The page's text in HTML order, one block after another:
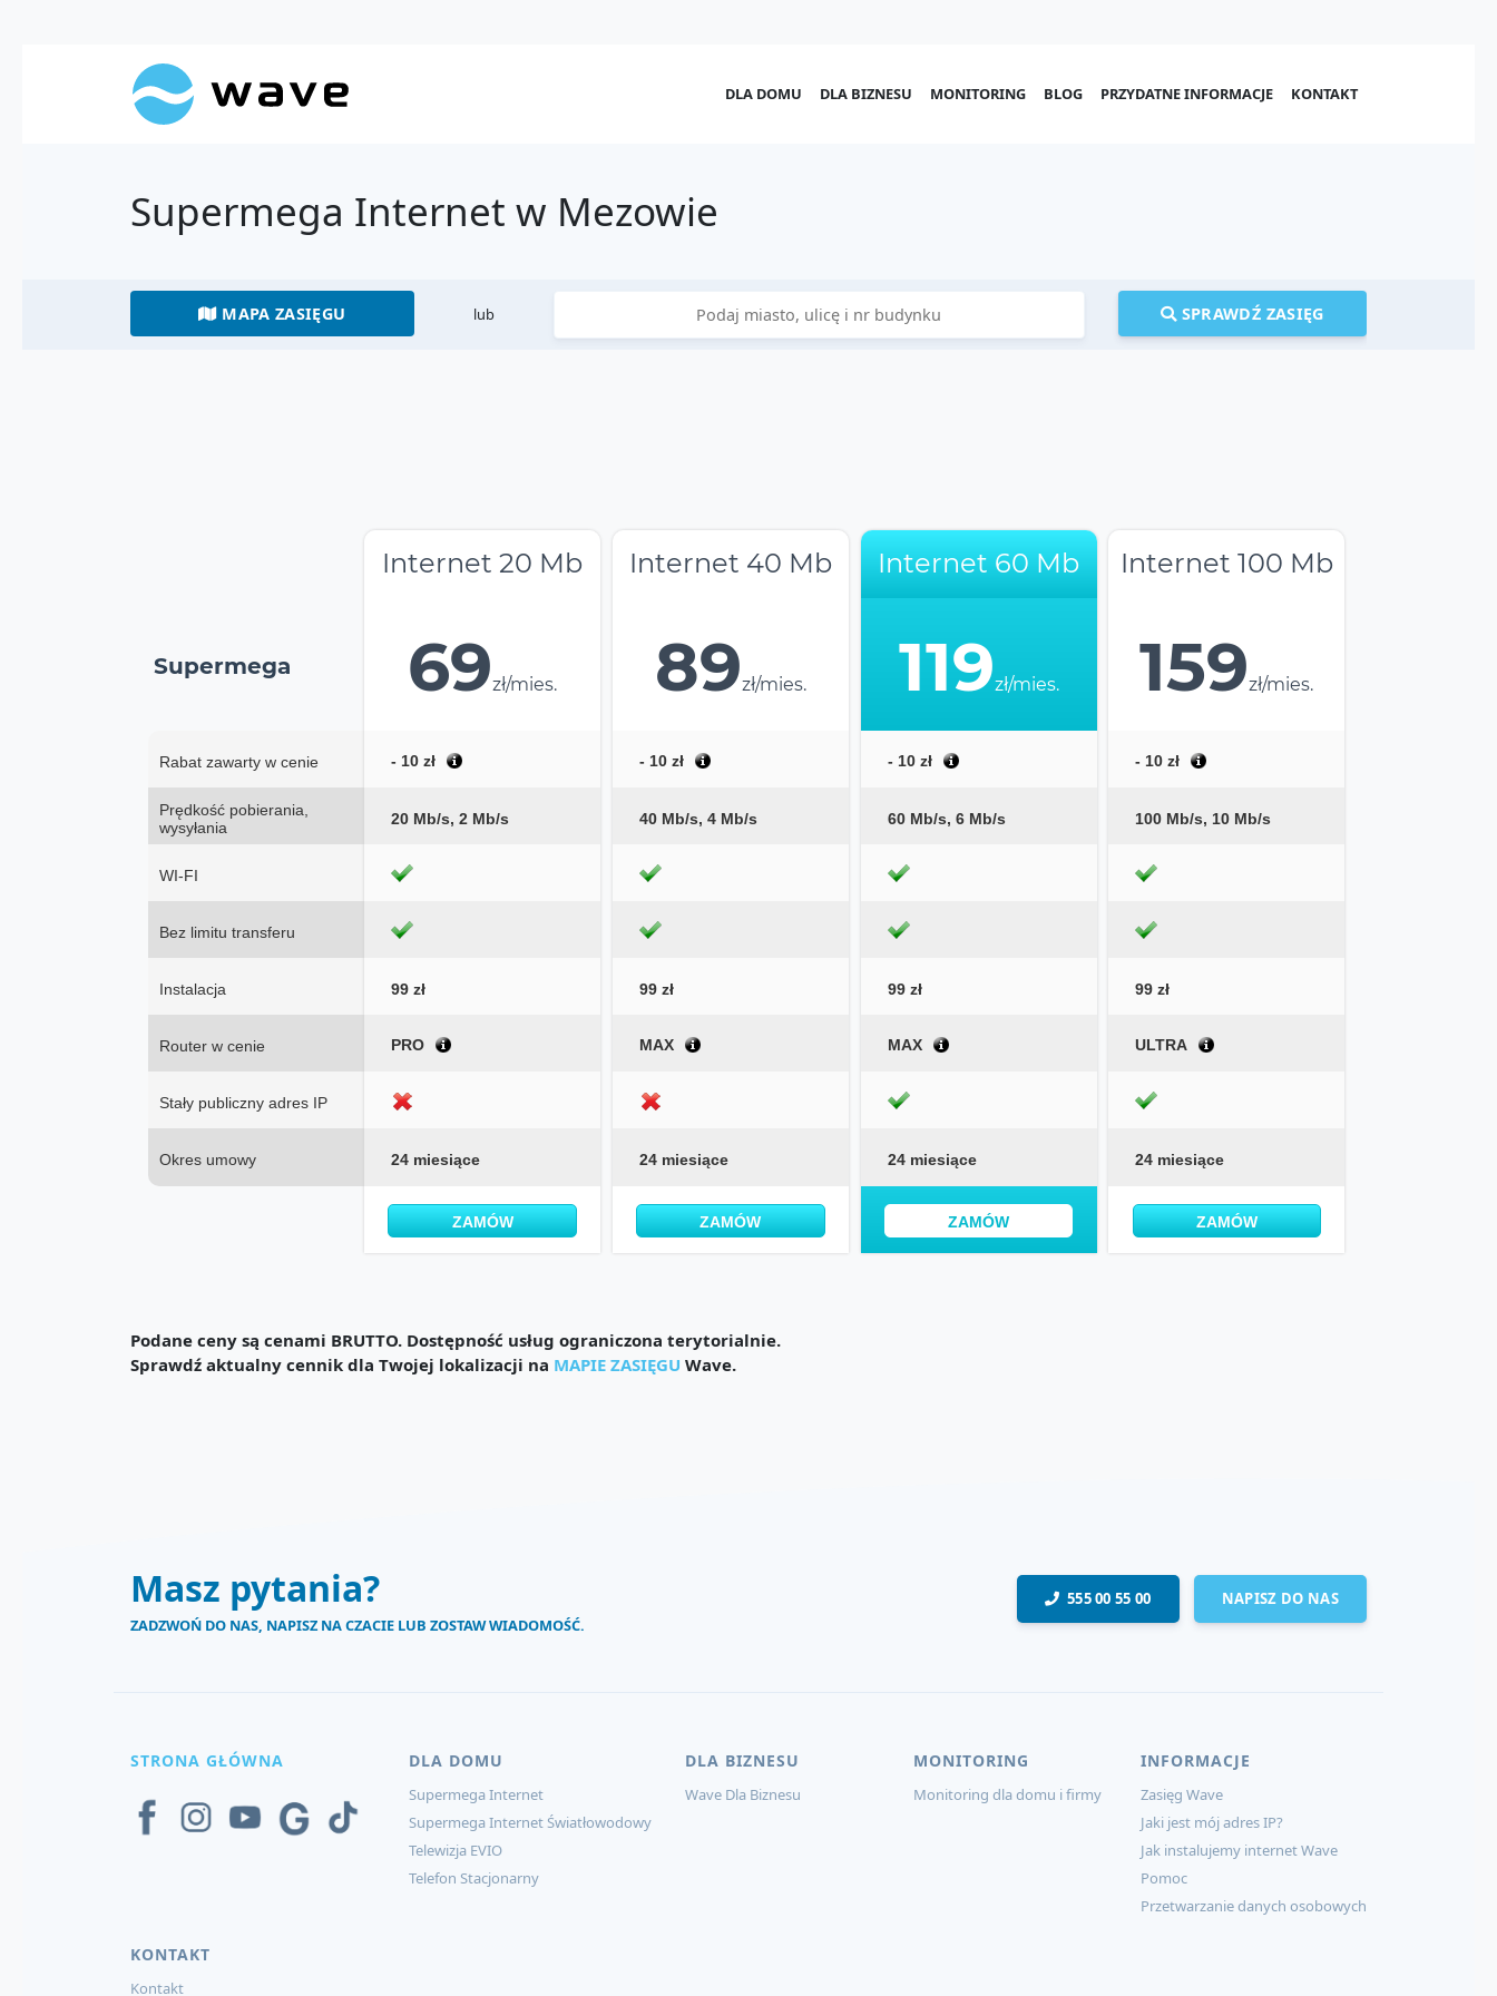
DLA DOMU DLA BIZNESU MONITORING BLOG PRZYDATNE INFORMACJE KONTAKT
Supermega Internet w Mezowie
MAPA ZASIĘGU lub SPRAWDŹ ZASIĘG
Supermega
Rabat zawarty w cenie
Prędkość pobierania,
wysyłania
WI-FI
Bez limitu transferu
Instalacja
Router w cenie
Stały publiczny adres IP
Okres umowy
Internet 20 Mb
69zł/mies.
- 10 zł
20 Mb/s, 2 Mb/s
99 zł
PRO
24 miesiące
ZAMÓW
Internet 40 Mb
89zł/mies.
- 10 zł
40 Mb/s, 4 Mb/s
99 zł
MAX
24 miesiące
ZAMÓW
Internet 60 Mb
119zł/mies.
- 10 zł
60 Mb/s, 6 Mb/s
99 zł
MAX
24 miesiące
ZAMÓW
Internet 100 Mb
159zł/mies.
- 10 zł
100 Mb/s, 10 Mb/s
99 zł
ULTRA
24 miesiące
ZAMÓW
Podane ceny są cenami BRUTTO. Dostępność usług ograniczona terytorialnie.
Sprawdź aktualny cennik dla Twojej lokalizacji na MAPIE ZASIĘGU Wave.
Masz pytania?
ZADZWOŃ DO NAS, NAPISZ NA CZACIE LUB ZOSTAW WIADOMOŚĆ.
555 00 55 00 NAPISZ DO NAS
STRONA GŁÓWNA DLA DOMU
Supermega Internet
Supermega Internet Światłowodowy
Telewizja EVIO
Telefon Stacjonarny
DLA BIZNESU
Wave Dla Biznesu
MONITORING
Monitoring dla domu i firmy
INFORMACJE
Zasięg Wave
Jaki jest mój adres IP?
Jak instalujemy internet Wave
Pomoc
Przetwarzanie danych osobowych
KONTAKT
Kontakt